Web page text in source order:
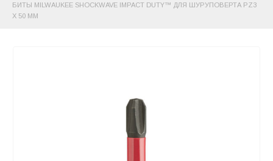
БИТЫ MILWAUKEE SHOCKWAVE IMPACT DUTY™ ДЛЯ ШУРУПОВЕРТА PZ3
X 50 ММ